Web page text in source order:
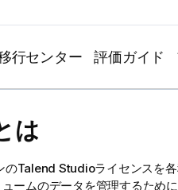
行センター 評価ガイド
は
のTalend Studioライセンスを
ームのデータを管理するために